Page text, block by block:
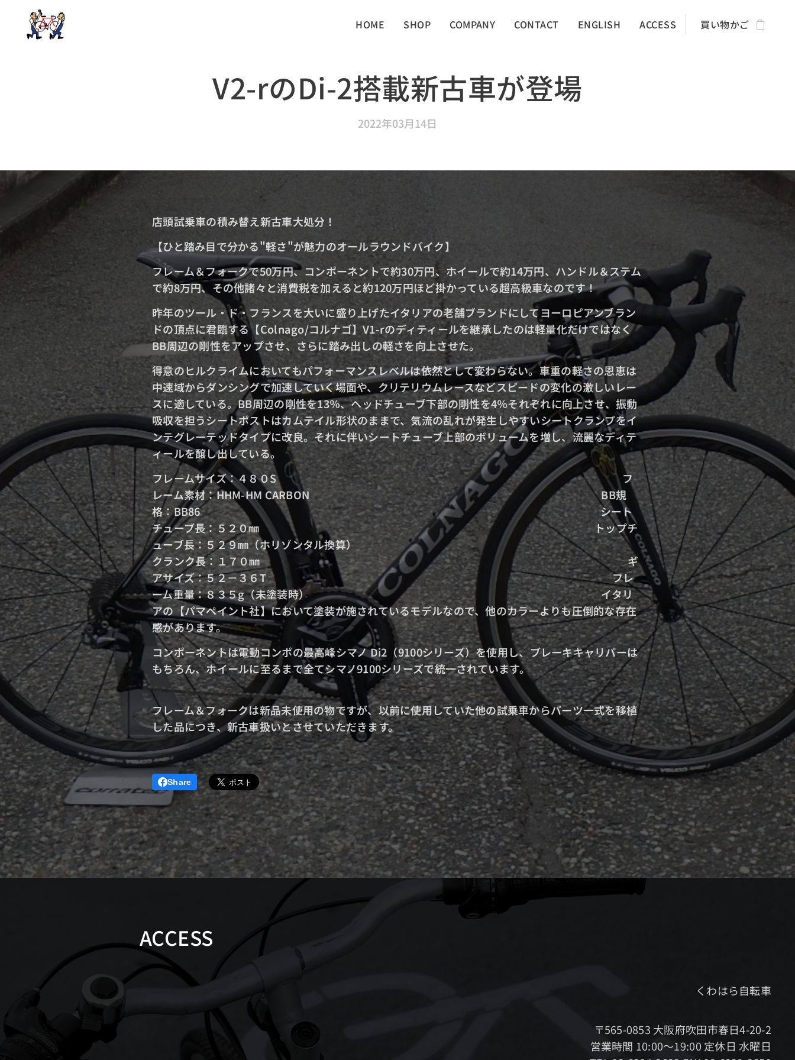
HOME SHOP COMPANY CONTACT ENGLISH ACCESS 買い物かご
V2-rのDi-2搭載新古車が登場
2022年03月14日
店頭試乗車の積み替え新古車大処分！
【ひと踏み目で分かる"軽さ"が魅力のオールラウンドバイク】
フレーム＆フォークで50万円、コンポーネントで約30万円、ホイールで約14万円、ハンドル＆ステム
で約8万円、 その他諸々と消費税を加えると約120万円ほど掛かっている超高級車なのです！
昨年のツール・ド・フランスを大いに盛り上げたイタリアの老舗ブランドにしてヨーロピアンブラン
ドの頂点に君臨する【Colnago/コルナゴ】V1-rのディティールを継承したのは軽量化だけではなく
BB周辺の剛性をアップさせ、さらに踏み出しの軽さを向上させた。
得意のヒルクライムにおいてもパフォーマンスレベルは依然として変わらない。車重の軽さの恩恵は
中速域からダンシングで加速していく場面や、クリテリウムレースなどスピードの変化の激しいレー
スに適している。BB周辺の剛性を13％、ヘッドチューブ下部の剛性を4％それぞれに向上させ、振動
吸収を担うシートポストはカムテイル形状のままで、気流の乱れが発生しやすいシートクランプをイ
ンテグレーテッドタイプに改良。それに伴いシートチューブ上部のボリュームを増し、流麗なディテ
ィールを醸し出している。
フレームサイズ：４８０S フ
レーム素材：HHM-HM CARBONBB規
格：BB86シート
チューブ長：５２０㎜トップチ
ューブ長：５２９㎜（ホリゾンタル換算）
クランク長：１７０㎜ギ
アサイズ：５２－３６Tフレ
ーム重量：８３５g（未塗装時）イタリ
アの【パマペイント社】において塗装が施されているモデルなので、他のカラーよりも圧倒的な存在
感があります。
コンポーネントは電動コンポの最高峰シマノ Di2（9100シリーズ）を使用し、ブレーキキャリパーは
もちろん、ホイールに至るまで全てシマノ9100シリーズで統一されています。
フレーム＆フォークは新品未使用の物ですが、以前に使用していた他の試乗車からパーツ一式を移植
した品につき、新古車扱いとさせていただきます。
Share
ACCESS
くわはら自転車
〒565-0853 大阪府吹田市春日4-20-2
営業時間 10:00～19:00 定休日 水曜日